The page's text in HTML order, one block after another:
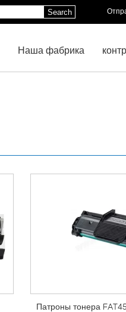
Search
Наша фабрика
Патроны тонера